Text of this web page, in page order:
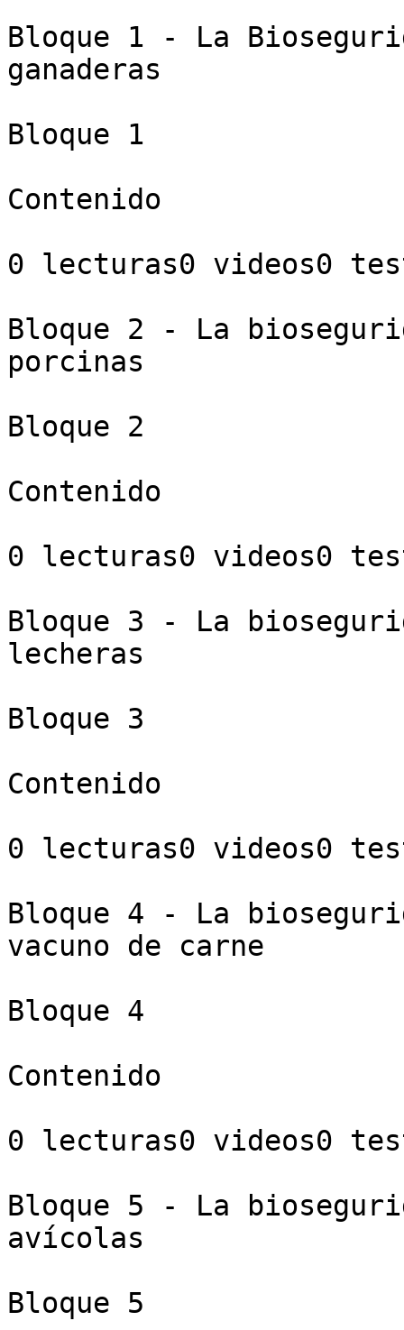
Bloque 1 - La
ganaderas
Bloque 1
Contenido
0 lecturas0 videos0
Bloque 2 - La
porcinas
Bloque 2
Contenido
0 lecturas0 videos0
Bloque 3 - La
lecheras
Bloque 3
Contenido
0 lecturas0 videos0
Bloque 4 - La
vacuno de carne
Bloque 4
Contenido
0 lecturas0 videos0
Bloque 5 - La
avícolas
Bloque 5